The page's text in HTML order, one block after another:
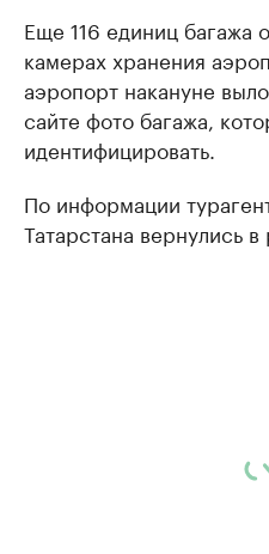
Еще 116 единиц багажа
камерах хранения
аэропорт накануне
сайте фото багажа,
идентифицировать.
По информации
Татарстана вернулись в